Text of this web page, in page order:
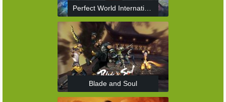
Perfect World International
Blade and Soul